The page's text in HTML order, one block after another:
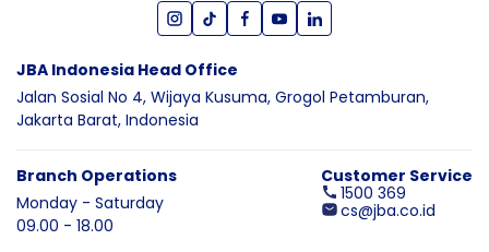
JBA Indonesia Head Office
Jalan Sosial No 4, Wijaya Kusuma, Grogol Petamburan,
Jakarta Barat, Indonesia
Branch Operations
Monday - Saturday
09.00 - 18.00
Customer Service
1500 369
cs@jba.co.id